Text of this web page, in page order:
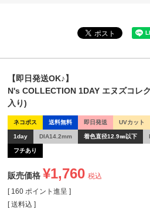
【即日発送OK♪】
N's COLLECTION 1DAY エヌズコレ
入り)
ネコポス 送料無料 即日発送 UVカット
1day DIA14.2mm 着色直径12.9㎜以下
フチあり
販売価格 ¥1,760 税込
[ 160 ポイント進呈 ]
送料込